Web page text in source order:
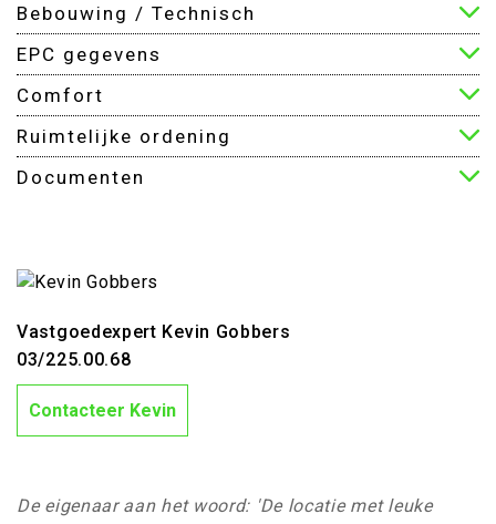
Bebouwing / Technisch
EPC gegevens
Comfort
Ruimtelijke ordening
Documenten
Vastgoedexpert Kevin Gobbers
03/225.00.68
Contacteer Kevin
De eigenaar aan het woord: 'De locatie met leuke